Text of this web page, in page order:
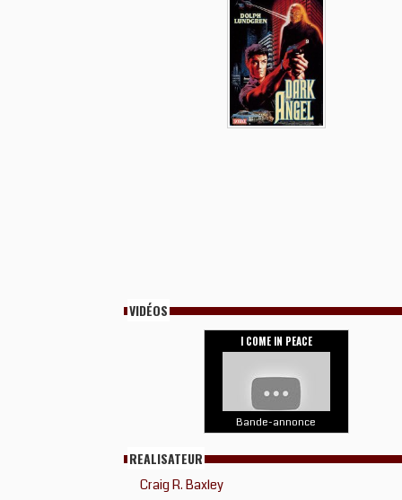
VIDÉOS
I COME IN PEACE
Bande-annonce
REALISATEUR
Craig R. Baxley